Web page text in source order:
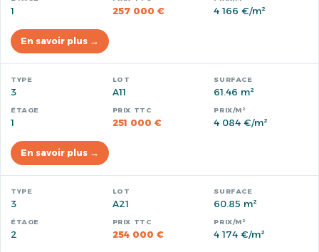
1 257 000 € 4 166 €/m²
En savoir plus →
3 A11 61.46 m²
1 251 000 € 4 084 €/m²
En savoir plus →
3 A21 60.85 m²
2 254 000 € 4 174 €/m²